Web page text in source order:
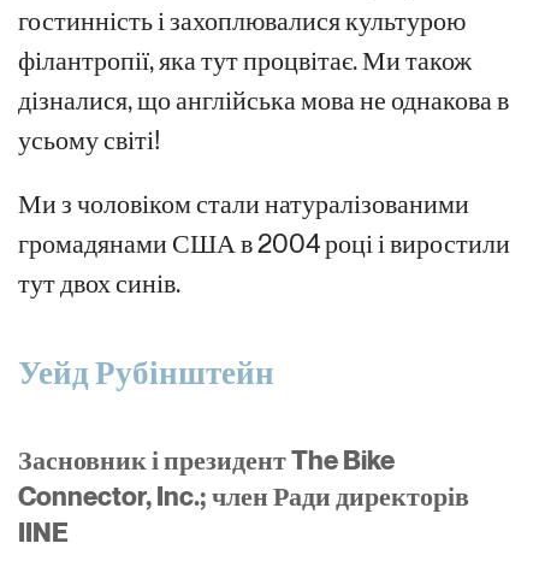
гостинність і захоплювалися культурою
філантропії, яка тут процвітає. Ми також
дізналися, що англійська мова не однакова в
усьому світі!
Ми з чоловіком стали натуралізованими
громадянами США в 2004 році і виростили
тут двох синів.
Уейд Рубінштейн
Засновник і президент The Bike
Connector, Inc.; член Ради директорів
IINE